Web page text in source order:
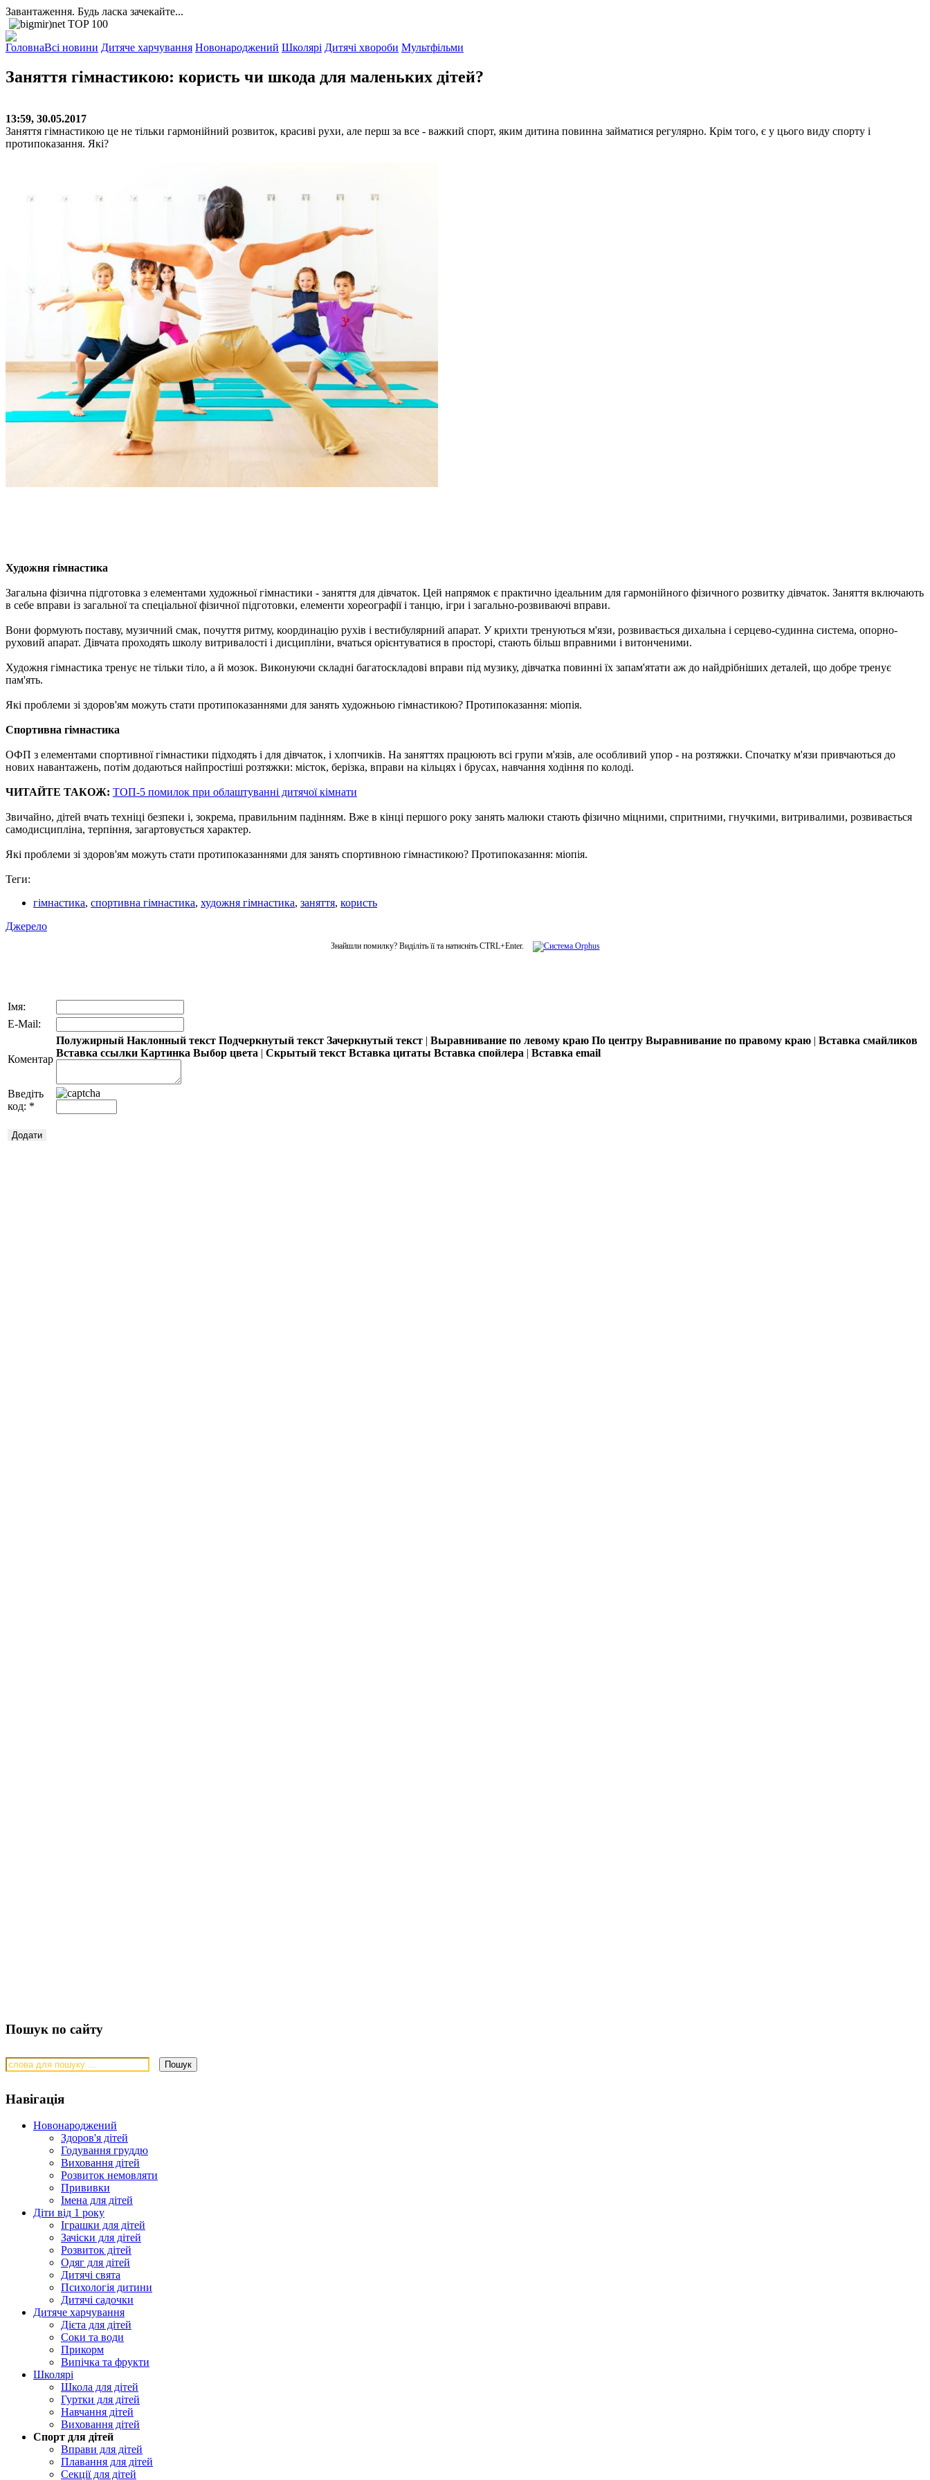
Завантаження. Будь ласка зачекайте...
ГоловнаВсі новини Дитяче харчування Новонароджений Школярі Дитячі хвороби Мультфільми
Заняття гімнастикою: користь чи шкода для маленьких дітей?
13:59, 30.05.2017
Заняття гімнастикою це не тільки гармонійний розвиток, красиві рухи, але перш за все - важкий спорт, яким дитина повинна займатися регулярно. Крім того, є у цього виду спорту і
протипоказання. Які?
Художня гімнастика
Загальна фізична підготовка з елементами художньої гімнастики - заняття для дівчаток. Цей напрямок є практично ідеальним для гармонійного фізичного розвитку дівчаток. Заняття включають
в себе вправи із загальної та спеціальної фізичної підготовки, елементи хореографії і танцю, ігри і загально-розвиваючі вправи.
Вони формують поставу, музичний смак, почуття ритму, координацію рухів і вестибулярний апарат. У крихти тренуються м'язи, розвивається дихальна і серцево-судинна система, опорно-
руховий апарат. Дівчата проходять школу витривалості і дисципліни, вчаться орієнтуватися в просторі, стають більш вправними і витонченими.
Художня гімнастика тренує не тільки тіло, а й мозок. Виконуючи складні багатоскладові вправи під музику, дівчатка повинні їх запам'ятати аж до найдрібніших деталей, що добре тренує
пам'ять.
Які проблеми зі здоров'ям можуть стати протипоказаннями для занять художньою гімнастикою? Протипоказання: міопія.
Спортивна гімнастика
ОФП з елементами спортивної гімнастики підходять і для дівчаток, і хлопчиків. На заняттях працюють всі групи м'язів, але особливий упор - на розтяжки. Спочатку м'язи привчаються до
нових навантажень, потім додаються найпростіші розтяжки: місток, берізка, вправи на кільцях і брусах, навчання ходіння по колоді.
ЧИТАЙТЕ ТАКОЖ: ТОП-5 помилок при облаштуванні дитячої кімнати
Звичайно, дітей вчать техніці безпеки і, зокрема, правильним падінням. Вже в кінці першого року занять малюки стають фізично міцними, спритними, гнучкими, витривалими, розвивається
самодисципліна, терпіння, загартовується характер.
Які проблеми зі здоров'ям можуть стати протипоказаннями для занять спортивною гімнастикою? Протипоказання: міопія.
Теги:
гімнастика, спортивна гімнастика, художня гімнастика, заняття, користь
Джерело
Знайшли помилку? Виділіть її та натисніть CTRL+Enter.
Імя:
E-Mail:
Коментар
Полужирный Наклонный текст Подчеркнутый текст Зачеркнутый текст | Выравнивание по левому краю По центру Выравнивание по правому краю | Вставка смайликов
Вставка ссылки Картинка Выбор цвета | Скрытый текст Вставка цитаты Вставка спойлера | Вставка email
Введіть
код: *
Пошук по сайту
Навігація
Новонароджений
Здоров'я дітей
Годування груддю
Виховання дітей
Розвиток немовляти
Прививки
Імена для дітей
Діти від 1 року
Іграшки для дітей
Зачіски для дітей
Розвиток дітей
Одяг для дітей
Дитячі свята
Психологія дитини
Дитячі садочки
Дитяче харчування
Дієта для дітей
Соки та води
Прикорм
Випічка та фрукти
Школярі
Школа для дітей
Гуртки для дітей
Навчання дітей
Виховання дітей
Спорт для дітей
Вправи для дітей
Плавання для дітей
Секції для дітей